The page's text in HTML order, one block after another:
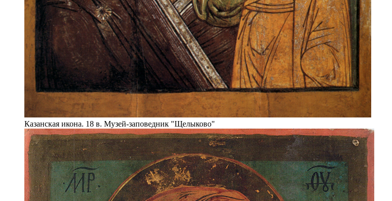
Казанская икона. 18 в. Музей-заповедник "Щелыково"